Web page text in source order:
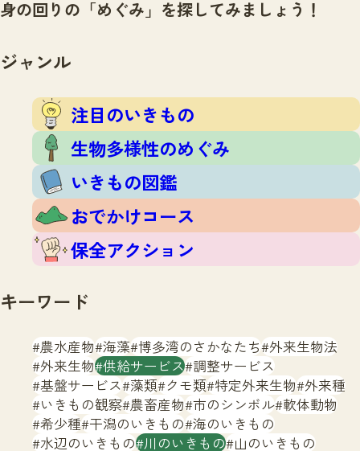
いきものガイドTOP
生物多様性のめぐみ
おでかけコース
保全アクション
調査レポート
調査レポートTOP
調査結果
ふくおかいきものマップ
マッチング
マッチングTOP
掲載申し込みフォーム
お問合せ
生物多様性ふくおかウェブセンターとは
サイトマップ
身の回りの「めぐみ」を探してみましょう！
ジャンル
注目のいきもの
生物多様性のめぐみ
いきもの図鑑
おでかけコース
保全アクション
キーワード
農水産物 海藻 博多湾のさかなたち 外来生物法
外来生物 供給サービス 調整サービス
基盤サービス 藻類 クモ類 特定外来生物 外来種
いきもの観察 農畜産物 市のシンボル 軟体動物
希少種 干潟のいきもの 海のいきもの
水辺のいきもの 川のいきもの 山のいきもの